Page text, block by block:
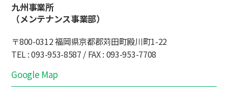
九州事業所
（メンテナンス事業部）
〒800-0312 福岡県京都郡苅田町殿川町1-22
TEL : 093-953-8587 / FAX : 093-953-7708
Google Map